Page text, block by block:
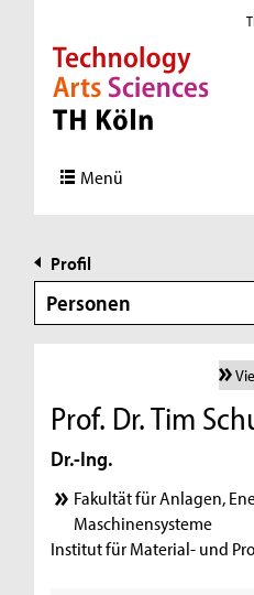
Direkt zur Hauptnavigation
Direkt zur Subnavigation
Direkt zum Inhalt
Direkt zum Fußbereich
Menü
Profil
Personen
Prof. Dr. Tim
Dr.-Ing.
Fakultät für Anlagen,
Maschinensysteme
Institut für Material- und